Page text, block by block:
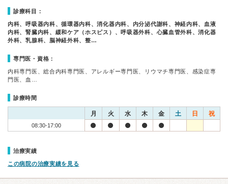
診療科目：
内科、呼吸器内科、循環器内科、消化器内科、内分泌代謝科、神経内科、血液
内科、腎臓内科、緩和ケア（ホスピス）、呼吸器外科、心臓血管外科、消化器
外科、乳腺科、脳神経外科、整…
専門医・資格：
内科専門医、総合内科専門医、アレルギー専門医、リウマチ専門医、感染症専
門医、血…
診療時間
月 火 水 木 金 土 日 祝
08:30-17:00
治療実績
この病院の治療実績を見る